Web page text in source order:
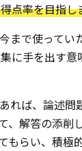
点率を目指し
まで使ってい
に手を出す意
れば、論述問
、解答の添削
もらい、積極